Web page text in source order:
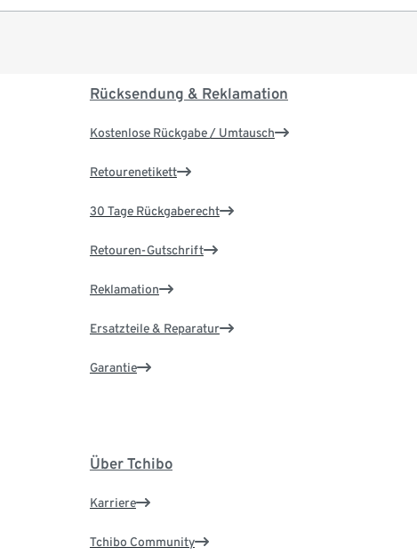
Rücksendung & Reklamation
Kostenlose Rückgabe / Umtausch
Retourenetikett
30 Tage Rückgaberecht
Retouren-Gutschrift
Reklamation
Ersatzteile & Reparatur
Garantie
Über Tchibo
Karriere
Tchibo Community